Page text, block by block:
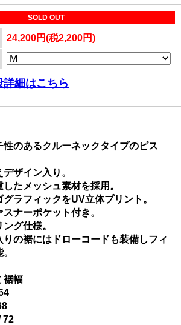
SOLD OUT
24,200円(税2,200円)
細はこちら
のあるクルーネックタイプのピス
ザイン入り。
たメッシュ素材を採用。
ラフィックをUV立体プリント。
ナーポケット付き。
グ仕様。
りの裾にはドローコードも装備しフィ
裾幅
72